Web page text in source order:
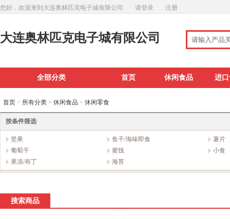
您好，欢迎来到大连奥林匹克电子城有限公司 请登录 注册
大连奥林匹克电子城有限公司
全部分类 首页 休闲食品 进
首页 > 所有分类 > 休闲食品 > 休闲零食
按条件筛选
坚果 鱼干/海味即食
薯片
葡萄干
蜜饯
小食
果冻/布丁
海苔
搜索商品